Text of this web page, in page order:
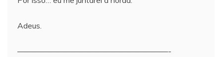
Adeus.
———————————————————-